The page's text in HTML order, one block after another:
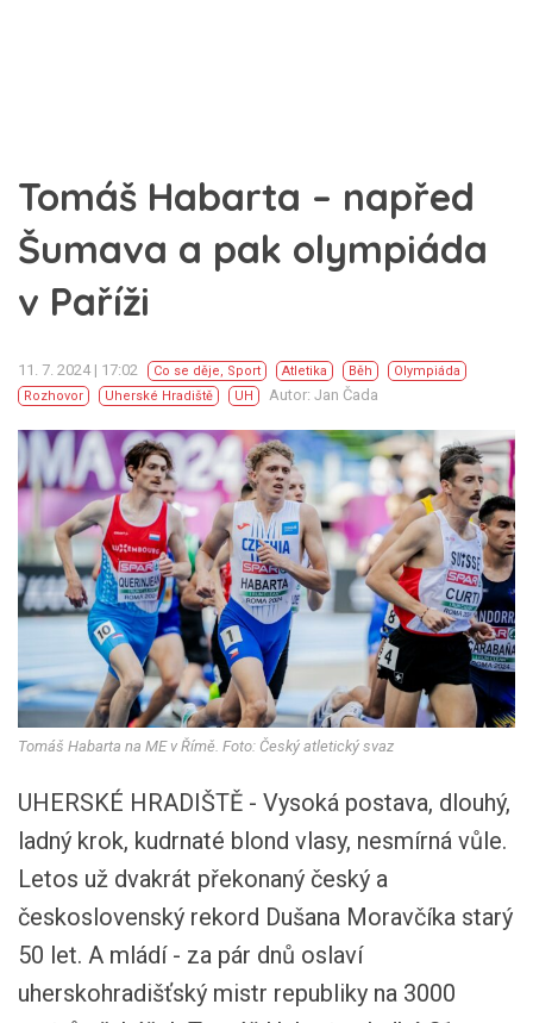
Tomáš Habarta – napřed
Šumava a pak olympiáda
v Paříži
11. 7. 2024 | 17:02 Co se děje, Sport Atletika Běh
Olympiáda
Rozhovor
Uherské Hradiště UH Autor: Jan Čada
Tomáš Habarta na ME v Římě. Foto: Český atletický svaz
UHERSKÉ HRADIŠTĚ - Vysoká postava, dlouhý,
ladný krok, kudrnaté blond vlasy, nesmírná vůle.
Letos už dvakrát překonaný český a
československý rekord Dušana Moravčíka starý
50 let. A mládí - za pár dnů oslaví
uherskohradišťský mistr republiky na 3000